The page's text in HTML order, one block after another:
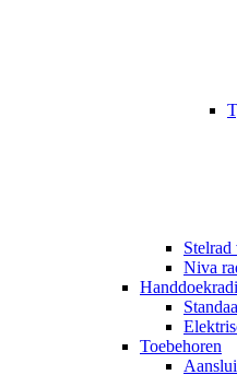
Stelrad
Niva
Toebehoren